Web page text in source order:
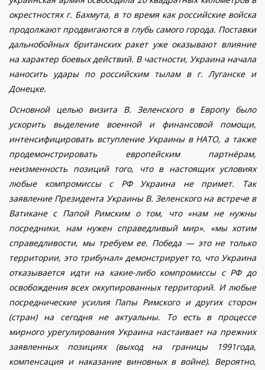
окрестностях г. Бахмута, в то время как российские войска
продолжают продвигаются в глубь самого города. Поставки
дальнобойных британских ракет уже оказывают влияние
на характер боевых действий. В частности, Украина начала
наносить удары по российским тылам в г. Луганске и
Донецке.
Основной целью визита В. Зеленского в Европу было
ускорить выделение военной и финансовой помощи,
интенсифицировать вступление Украины в НАТО, а также
продемонстрировать европейским партнёрам,
неизменность позиций того, что в настоящих условиях
любые компромиссы с РФ Украина не примет. Так
заявление Президента Украины В. Зеленского на встрече в
Ватикане с Папой Римским о том, что «нам не нужны
посредники, нам нужен справедливый мир». «мы хотим
справедливости, мы требуем ее. Победа — это не только
территории, это трибунал» демонстрирует то, что Украина
отказывается идти на какие-либо компромиссы с РФ до
освобождения всех оккупированных территорий. И любые
посреднические усилия Папы Римского и других сторон
(стран) на сегодня не актуальны.
То есть в процессе
мирного урегулирования Украина настаивает на прежних
заявленных позициях (выход на границы 1991года,
компенсация и наказание виновных в войне). Вероятно,